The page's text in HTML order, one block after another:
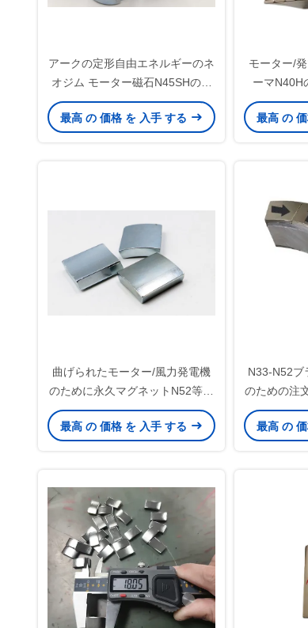
アークの定形自由エネルギーのネ
オジム モーター磁石N45SHの等
級亜鉛コーティング
最高 の 価格 を 入手 する
モーター/
ーマN40H
最高 の
曲げられたモーター/風力発電機
のために永久マグネットN52等級
Ndfeb
最高 の 価格 を 入手 する
N33-N52ブ
のための注
最高 の